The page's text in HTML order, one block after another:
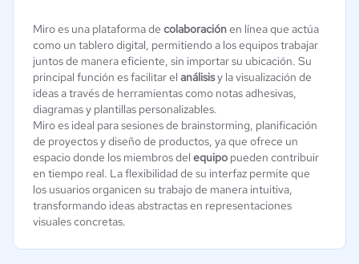
Miro es una plataforma de colaboraciónen línea que actúa
como un tablero digital, permitiendo a los equipos trabajar
juntos de manera eficiente, sin importar su ubicación. Su
principal función es facilitar el análisisy la visualización de
ideas a través de herramientas como notas adhesivas,
diagramas y plantillas personalizables.
Miro es ideal para sesiones de brainstorming, planificación
de proyectos y diseño de productos, ya que ofrece un
espacio donde los miembros del equipo pueden contribuir
en tiempo real. La flexibilidad de su interfaz permite que
los usuarios organicen su trabajo de manera intuitiva,
transformando ideas abstractas en representaciones
visuales concretas.